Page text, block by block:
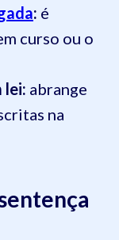
: é
curso ou o
lei: abrange
na